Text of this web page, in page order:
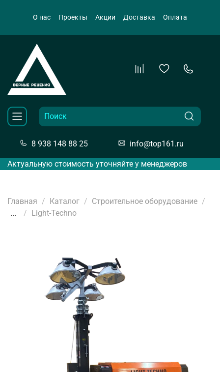
О нас Проекты Акции Доставка Оплата
8 938 148 88 25 info@top161.ru
Актуальную стоимость уточняйте у менеджеров
Главная Каталог
Строительное оборудование
...
Light-Techno